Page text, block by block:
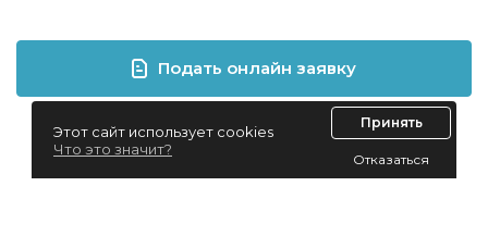
Этот сайт использует cookies
Что это значит?
Принять
Отказаться
Подать онлайн заявку